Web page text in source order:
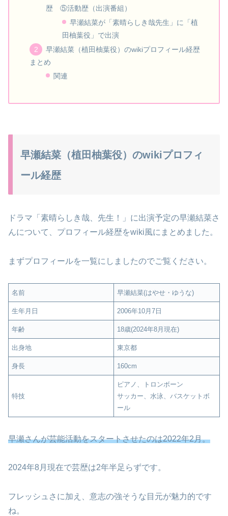
歴 ⑤活動歴（出演番組）
早瀬結菜が「素晴らしき哉先生」に「植
田柚葉役」で出演
早瀬結菜（植田柚葉役）のwikiプロフィール経歴
まとめ
関連
早瀬結菜（植田柚葉役）のwikiプロフィ
ール経歴
ドラマ「素晴らしき哉、先生！」に出演予定の早瀬結菜さ
んについて、プロフィール経歴をwiki風にまとめました。
まずプロフィールを一覧にしましたのでご覧ください。
名前 早瀬結菜(はやせ・ゆうな)
生年月日 2006年10月7日
年齢 18歳(2024年8月現在)
出身地 東京都
身長 160cm
特技
ピアノ、トロンボーン
サッカー、水泳、バスケットボ
ール
早瀬さんが芸能活動をスタートさせたのは2022年2月。
2024年8月現在で芸歴は2年半足らずです。
フレッシュさに加え、意志の強そうな目元が魅力的です
ね。